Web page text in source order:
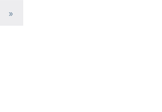
Следующие
»